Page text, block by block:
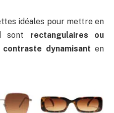
idéales pour mettre en
sont rectangulaires ou
contraste dynamisant en